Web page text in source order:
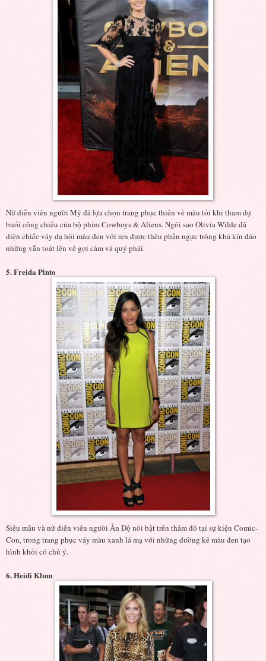
Nữ diễn viên người Mỹ đã lựa chọn trang phục thiên về màu tối khi tham dự
buổi công chiếu của bộ phim Cowboys & Aliens. Ngôi sao Olivia Wilde đã
diện chiếc váy dạ hội màu đen với ren được thêu phần ngực trông khá kín đáo
những vẫn toát lên vẻ gợi cảm và quý phái.
5. Freida Pinto
Siêu mẫu và nữ diễn viên người Ấn Độ nổi bật trên thảm đỏ tại sự kiện Comic-
Con, trong trang phục váy màu xanh lá mạ với những đường kẻ màu đen tạo
hình khối có chủ ý.
6. Heidi Klum